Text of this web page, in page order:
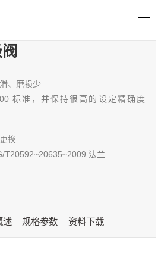
、磨损少
标准，并保持很高的设定精确度
换
T20592~20635~2009 法兰
述 规格参数 资料下载